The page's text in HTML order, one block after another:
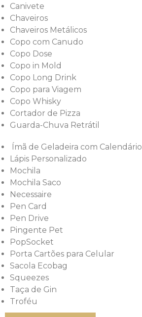
Canivete
Chaveiros
Chaveiros Metálicos
Copo com Canudo
Copo Dose
Copo in Mold
Copo Long Drink
Copo para Viagem
Copo Whisky
Cortador de Pizza
Guarda-Chuva Retrátil
Ímã de Geladeira com Calendário
Lápis Personalizado
Mochila
Mochila Saco
Necessaire
Pen Card
Pen Drive
Pingente Pet
PopSocket
Porta Cartões para Celular
Sacola Ecobag
Squeezes
Taça de Gin
Troféu